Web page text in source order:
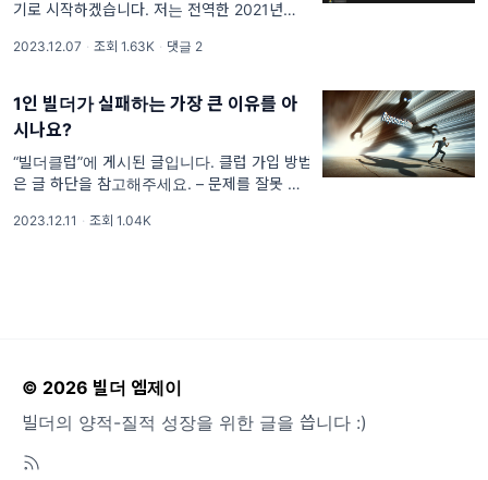
기로 시작하겠습니다. 저는 전역한 2021년부
다.
2023.12.07 · 조회 1.63K · 댓글 2
1인 빌더가 실패하는 가장 큰 이유를 아
시나요?
“빌더클럽”에 게시된 글입니다. 클럽 가입 방법
은 글 하단을 참고해주세요. – 문제를 잘못 정
족해서?
2023.12.11 · 조회 1.04K
© 2026 빌더 엠제이
빌더의 양적-질적 성장을 위한 글을 씁니다 :)